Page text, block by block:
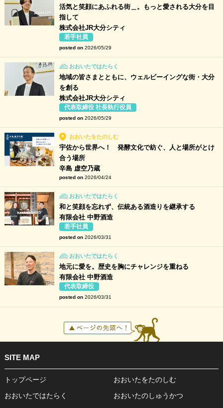
活気と笑顔にあふれる街＿。もっと愛される大分を目
指して
株式会社JR大分シティ
若手社員
posted on 2026/05/29
おおいたではたらく
地域の皆さまとともに、ウェルビーイングな街・大分
を創る
株式会社JR大分シティ
代表取締役 社長執行役員
posted on 2026/05/29
おおいたをたのしむ
宇佐から世界へ！ 発酵文化で紡ぐ、人と場所がとけ
合う場所
辛島 虚空乃蔵
posted on 2026/04/24
おおいたではたらく
和と笑顔を忘れず、伝統ある酒造りを継承する
有限会社 中野酒造
若手社員
posted on 2026/03/31
おおいたではたらく
地元に愛を。歴史を胸にチャレンジを重ねる
有限会社 中野酒造
代表取締役
posted on 2026/03/31
SITE MAP
トップページ
おおいたをたのしむ
おおいたではたらく
おおいたのしゅうかつ